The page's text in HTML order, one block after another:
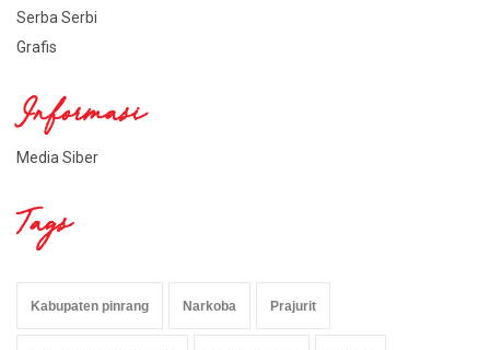
Serba Serbi
Grafis
Informasi
Media Siber
Tags
Kabupaten pinrang Narkoba Prajurit